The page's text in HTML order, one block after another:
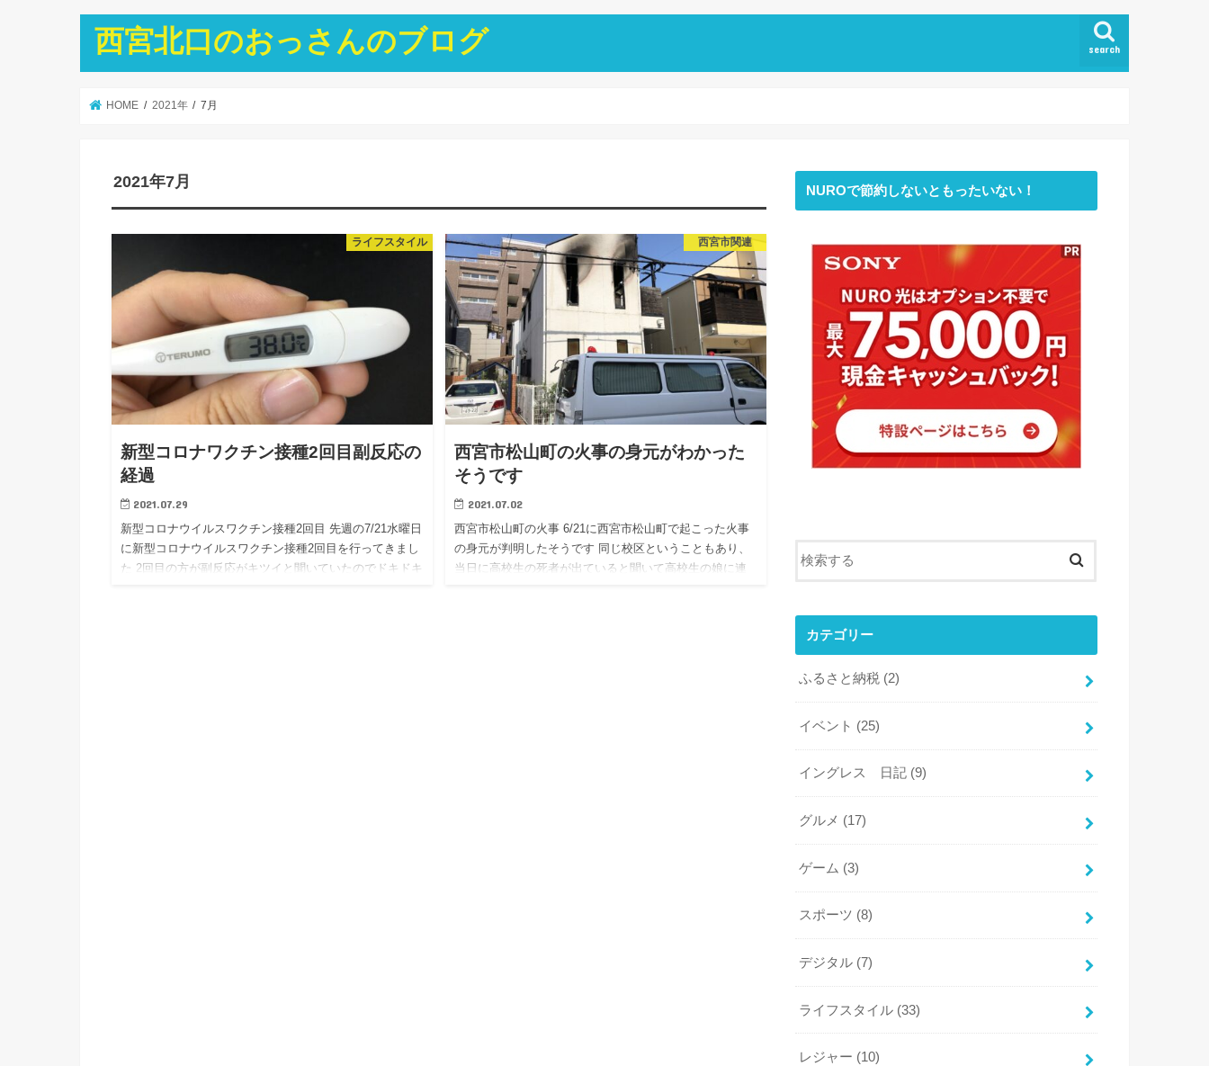
西宮北口のおっさんのブログ search
HOME 2021年 7月
2021年7月
ライフスタイル
新型コロナワクチン接種2回目副反応の
経過
2021.07.29
新型コロナウイルスワクチン接種2回目 先週の7/21水曜日
に新型コロナウイルスワクチン接種2回目を行ってきまし
た 2回目の方が副反応がキツイと聞いていたのでドキドキ
西宮市関連
西宮市松山町の火事の身元がわかった
そうです
2021.07.02
西宮市松山町の火事 6/21に西宮市松山町で起こった火事
の身元が判明したそうです 同じ校区ということもあり、
当日に高校生の死者が出ていると聞いて高校生の娘に連
NUROで節約しないともったいない！
カテゴリー
ふるさと納税 (2)
イベント (25)
イングレス 日記 (9)
グルメ (17)
ゲーム (3)
スポーツ (8)
デジタル (7)
ライフスタイル (33)
レジャー (10)